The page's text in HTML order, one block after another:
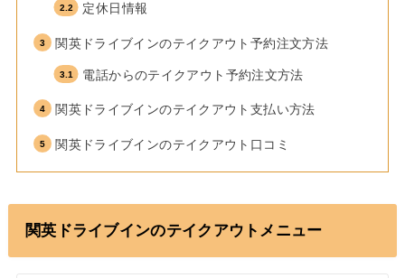
定休日情報
関英ドライブインのテイクアウト予約注文方法
電話からのテイクアウト予約注文方法
関英ドライブインのテイクアウト支払い方法
関英ドライブインのテイクアウト口コミ
関英ドライブインのテイクアウトメニュー